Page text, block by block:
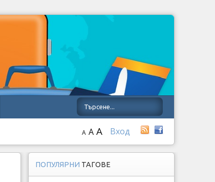
Вход
A A A
ПОПУЛЯРНИ ТАГОВЕ